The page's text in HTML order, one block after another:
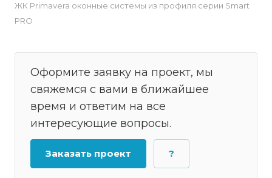
ЖК Primavera оконные системы из профиля серии Smart
PRO
Оформите заявку на проект, мы
свяжемся с вами в ближайшее
время и ответим на все
интересующие вопросы.
Заказать проект ?